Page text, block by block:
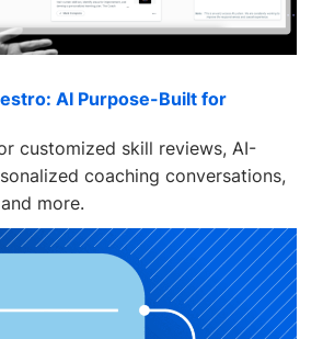
AI Purpose-Built for
customized skill reviews, AI-
coaching conversations,
more.